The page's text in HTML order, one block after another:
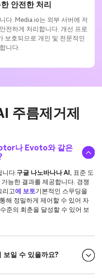
안전한 처리
다. Media.io는 외부 서버에 저
전하게 처리합니다. 개선 프로
보호되므로 개인 및 전문적인
니다.
주름제거제
나 Evoto와 같은
다. 구글 나노바나나 AI
, 표준 도
능한 결과를 제공합니다. 경쟁
리고에 보토기본적인 스무딩을
해 정밀하게 제어할 수 있어 자
준의 회춘을 달성할 수 있어 보
보일 수 있을까요?